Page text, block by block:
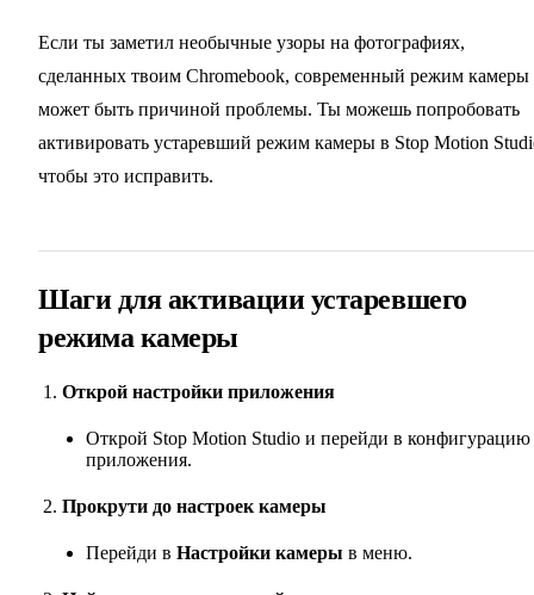
Если ты заметил необычные узоры на фотографиях,
сделанных твоим Chromebook, современный режим камеры
может быть причиной проблемы. Ты можешь попробовать
активировать устаревший режим камеры в Stop Motion
чтобы это исправить.
Шаги для активации устаревшего
режима камеры
Открой настройки приложения
Открой Stop Motion Studio и перейди в конфигурацию
приложения.
Прокрути до настроек камеры
Перейди в Настройки камеры в меню.